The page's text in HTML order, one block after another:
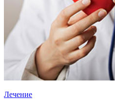
Лечение